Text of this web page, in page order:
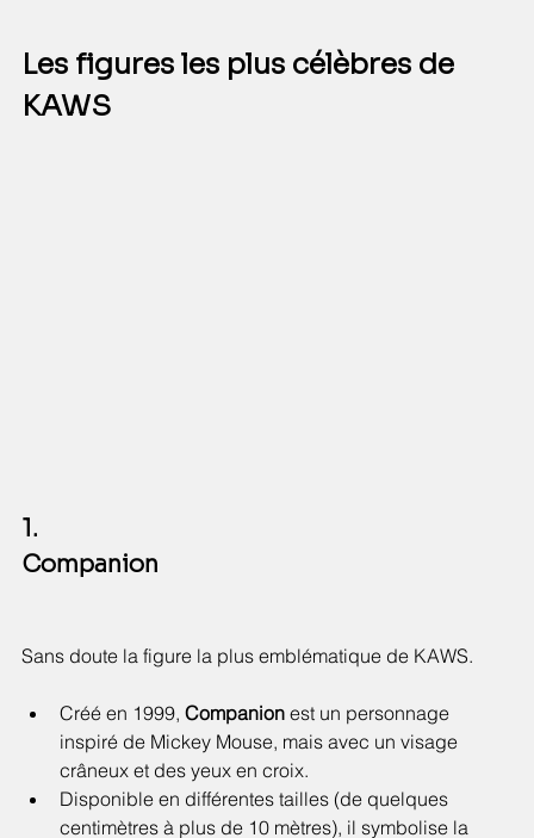
Les figures les plus célèbres de
KAWS
1.
Companion
Sans doute la figure la plus emblématique de KAWS.
Créé en 1999, Companion est un personnage
inspiré de Mickey Mouse, mais avec un visage
crâneux et des yeux en croix.
Disponible en différentes tailles (de quelques
centimètres à plus de 10 mètres), il symbolise la